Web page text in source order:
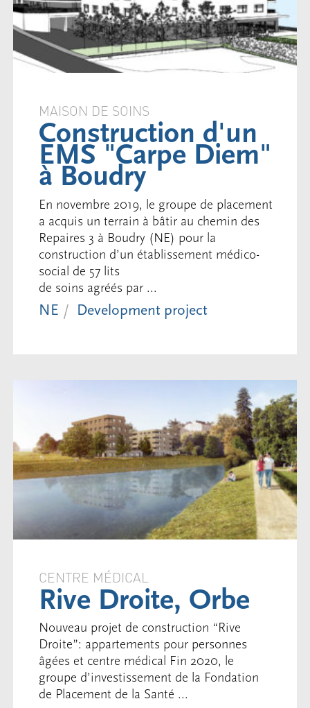
MAISON DE SOINS
Construction d'un
EMS "Carpe Diem"
à Boudry
En novembre 2019, le groupe de placement
a acquis un terrain à bâtir au chemin des
Repaires 3 à Boudry (NE) pour la
construction d’un établissement médico-
social de 57 lits
de soins agréés par ...
NE Development project
CENTRE MÉDICAL
Rive Droite, Orbe
Nouveau projet de construction “Rive
Droite”: appartements pour personnes
âgées et centre médical Fin 2020, le
groupe d’investissement de la Fondation
de Placement de la Santé ...